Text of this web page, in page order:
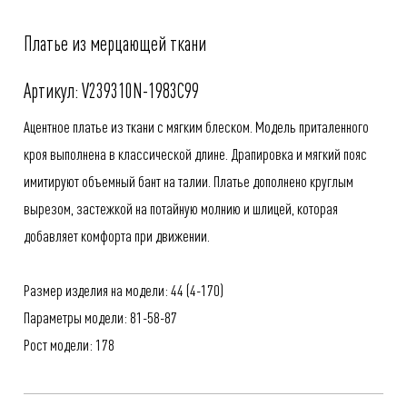
Платье из мерцающей ткани
Артикул: V239310N-1983C99
Ацентное платье из ткани с мягким блеском. Модель приталенного
кроя выполнена в классической длине. Драпировка и мягкий пояс
имитируют объемный бант на талии. Платье дополнено круглым
вырезом, застежкой на потайную молнию и шлицей, которая
добавляет комфорта при движении.
Размер изделия на модели: 44 (4-170)
Параметры модели: 81-58-87
Рост модели: 178